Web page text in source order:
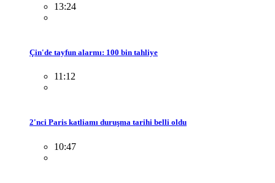
13:24
Çin'de tayfun alarmı: 100 bin tahliye
11:12
2'nci Paris katliamı duruşma tarihi belli oldu
10:47